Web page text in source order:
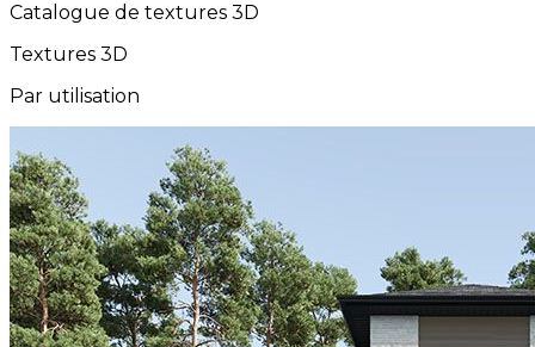
Catalogue de textures 3D
Textures 3D
Par utilisation